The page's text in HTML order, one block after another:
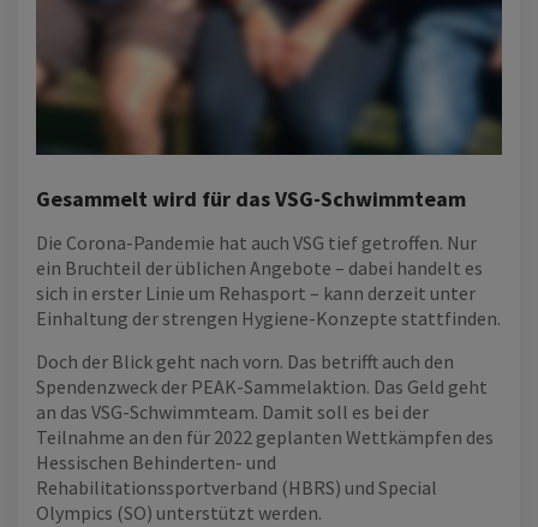
Gesammelt wird für das VSG-Schwimmteam
Die Corona-Pandemie hat auch VSG tief getroffen. Nur
ein Bruchteil der üblichen Angebote – dabei handelt es
sich in erster Linie um Rehasport – kann derzeit unter
Einhaltung der strengen Hygiene-Konzepte stattfinden.
Doch der Blick geht nach vorn. Das betrifft auch den
Spendenzweck der PEAK-Sammelaktion. Das Geld geht
an das VSG-Schwimmteam. Damit soll es bei der
Teilnahme an den für 2022 geplanten Wettkämpfen des
Hessischen Behinderten- und
Rehabilitationssportverband (HBRS) und Special
Olympics (SO) unterstützt werden.